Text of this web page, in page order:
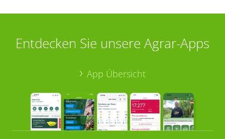
Entdecken Sie unsere Agrar-Apps
App Übersicht